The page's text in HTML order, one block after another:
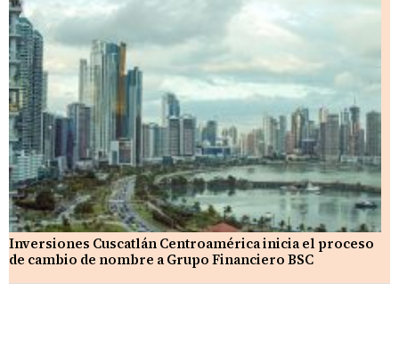
Inversiones Cuscatlán Centroamérica inicia el proceso
de cambio de nombre a Grupo Financiero BSC